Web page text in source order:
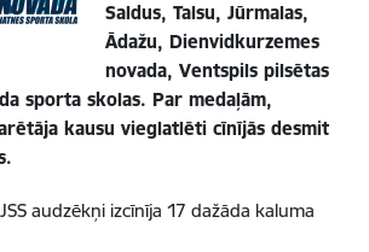
Saldus, Talsu, Jūrmalas,
Ādažu, Dienvidkurzemes
novada, Ventspils pilsētas
sporta skolas. Par medaļām,
kausu vieglatlēti cīnījās desmit
audzēkņi izcīnīja 17 dažāda kaluma